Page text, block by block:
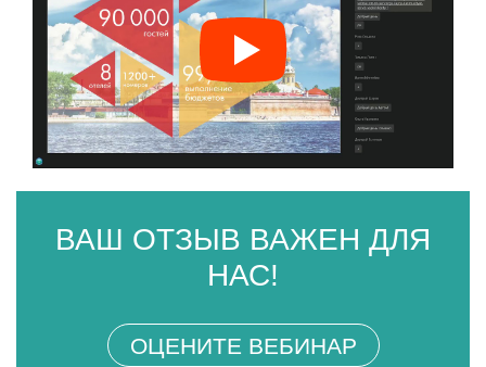
ВАШ ОТЗЫВ ВАЖЕН ДЛЯ
НАС!
ОЦЕНИТЕ ВЕБИНАР